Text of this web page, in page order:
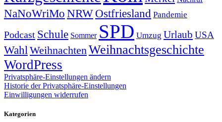
NaNoWriMo NRWOstfriesland Pandemie
Podcast Schule Sommer SPD Umzug Urlaub USA
Wahl Weihnachten Weihnachtsgeschichte
WordPress
Privatsphäre-Einstellungen ändern
Historie der Privatsphäre-Einstellungen
Einwilligungen widerrufen
Kategorien